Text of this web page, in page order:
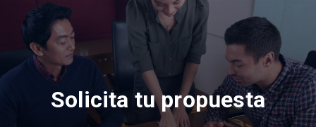
Solicita tu propuesta